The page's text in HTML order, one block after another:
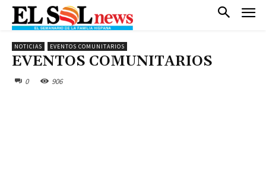
NOTICIAS EVENTOS COMUNITARIOS
EVENTOS COMUNITARIOS
0 906